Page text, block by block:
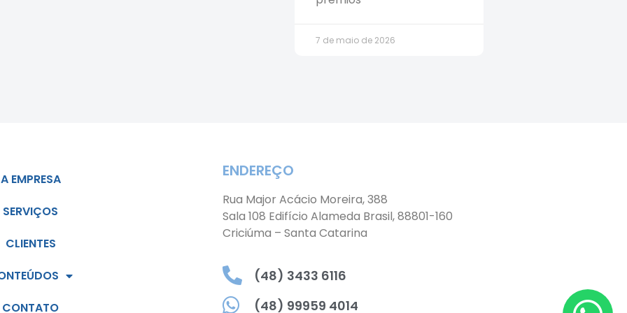
7 de maio de 2026
A EMPRESA
SERVIÇOS
CLIENTES
CONTATO
ENDEREÇO
Rua Major Acácio Moreira, 388
Sala 108 Edifício Alameda Brasil, 88801-160
Criciúma – Santa Catarina
(48) 3433 6116
(48) 99959 4014